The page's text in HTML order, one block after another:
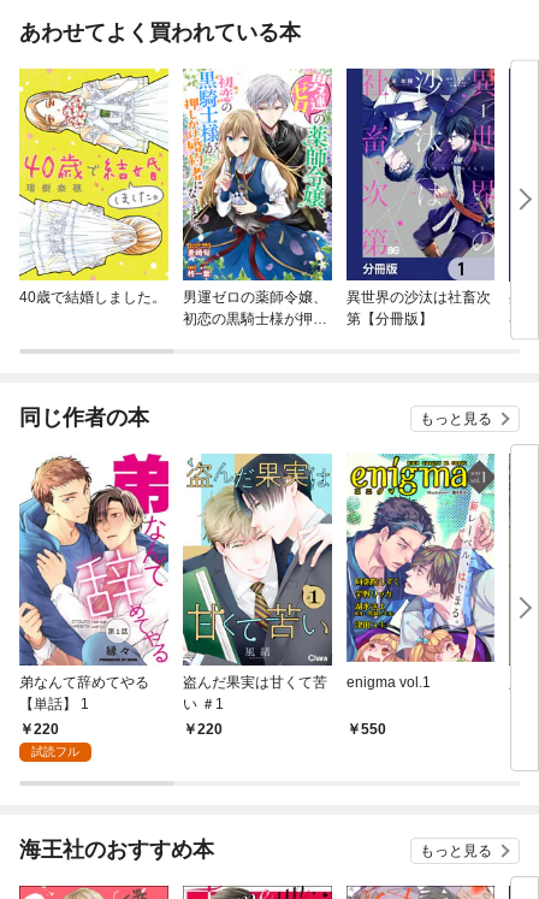
あわせてよく買われている本
40歳で結婚しました。
男運ゼロの薬師令嬢、
初恋の黒騎士様が押し
異世界の沙汰は社畜次
第【分冊版】
身
器
れ
同じ作者の本 もっと見る
弟なんて辞めてやる
【単話】 1
220
試読フル
盗んだ果実は甘くて苦
い ＃1
220
enigma vol.1
550
海王社のおすすめ本 もっと見る